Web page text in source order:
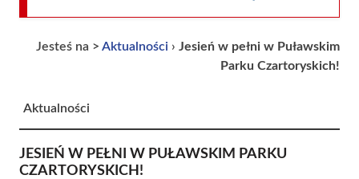
Jesteś na > Aktualności › Jesień w pełni w Puławskim
Parku Czartoryskich!
Aktualności
JESIEŃ W PEŁNI W PUŁAWSKIM PARKU
CZARTORYSKICH!